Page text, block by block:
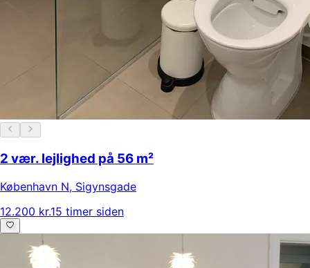
2 vær. lejlighed på 56 m²
København N, Sigynsgade
12.200 kr.15 timer siden